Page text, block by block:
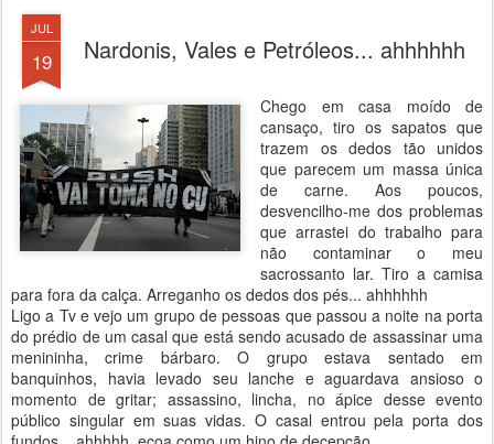
JUL
19 Nardonis, Vales e Petróleos... ahhhhhh
Chego em casa moído de
cansaço, tiro os sapatos que
trazem os dedos tão unidos
que parecem um massa única
de carne. Aos poucos,
desvencilho-me dos problemas
que arrastei do trabalho para
não contaminar o meu
sacrossanto lar. Tiro a camisa
para fora da calça. Arreganho os dedos dos pés... ahhhhhh
Ligo a Tv e vejo um grupo de pessoas que passou a noite na porta
do prédio de um casal que está sendo acusado de assassinar uma
menininha, crime bárbaro. O grupo estava sentado em
banquinhos, havia levado seu lanche e aguardava ansioso o
momento de gritar; assassino, lincha, no ápice desse evento
público singular em suas vidas. O casal entrou pela porta dos